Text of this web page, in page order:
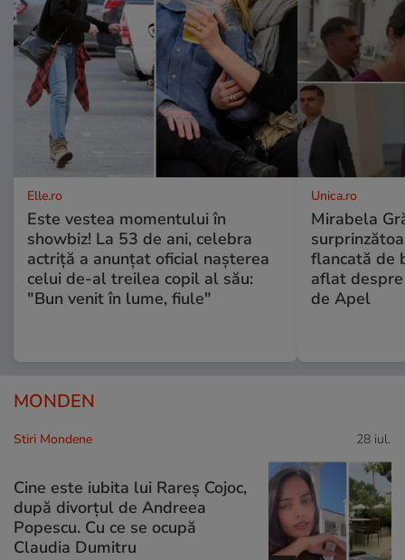
Elle.ro
Este vestea momentului în
showbiz! La 53 de ani, celebra
actriță a anunțat oficial nașterea
celui de-al treilea copil al său:
"Bun venit în lume, fiule"
Unica.ro
Mirabela
flancată de
aflat
de Apel
MONDEN
Stiri Mondene 28 iul.
Cine este iubita lui Rareș Cojoc,
după divorțul de Andreea
Popescu. Cu ce se ocupă
Claudia Dumitru